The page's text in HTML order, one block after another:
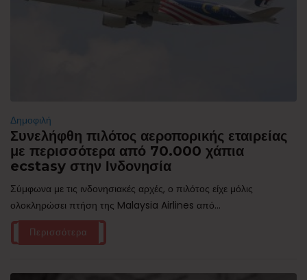
Δημοφιλή
Συνελήφθη πιλότος αεροπορικής εταιρείας
με περισσότερα από 70.000 χάπια
ecstasy στην Ινδονησία
Σύμφωνα με τις ινδονησιακές αρχές, ο πιλότος είχε μόλις
ολοκληρώσει πτήση της Malaysia Airlines από...
Περισσότερα